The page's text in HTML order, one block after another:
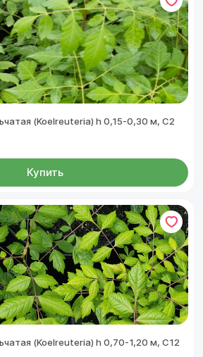
(Koelreuteria) h 0,15-0,30 м, С2
Купить
(Koelreuteria) h 0,70-1,20 м, С12